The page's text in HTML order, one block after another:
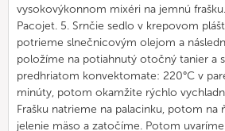
vysokovýkonnom mixéri na jemnú
Pacojet. 5. Srnčie sedlo v krepovom
potrieme slnečnicovým olejom a
položíme na potiahnutý otočný tanier a
predhriatom konvektomate: 220°C v
minúty, potom okamžite rýchlo
Frašku natrieme na palacinku, potom na
jelenie mäso a zatočíme. Potom